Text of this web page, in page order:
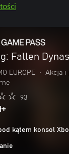
Fallen
EUROPE • Akcja i
93
kątem konsol